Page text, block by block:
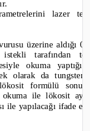
lazer
üzerine aldığı
istekli tarafından
okuma
ek olarak da
formülü
okuma ile lökosit
ile yapılacağı ifade